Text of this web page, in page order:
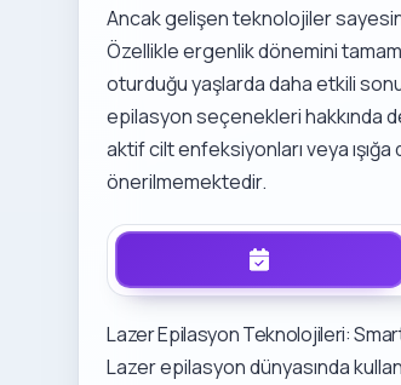
Ancak gelişen teknolojiler
Özellikle ergenlik dönemini
oturduğu yaşlarda daha etkili
epilasyon seçeneklerihakkında
aktif cilt enfeksiyonları veya ışığa
önerilmemektedir.
Lazer Epilasyon Teknolojileri:
Lazer epilasyon dünyasında